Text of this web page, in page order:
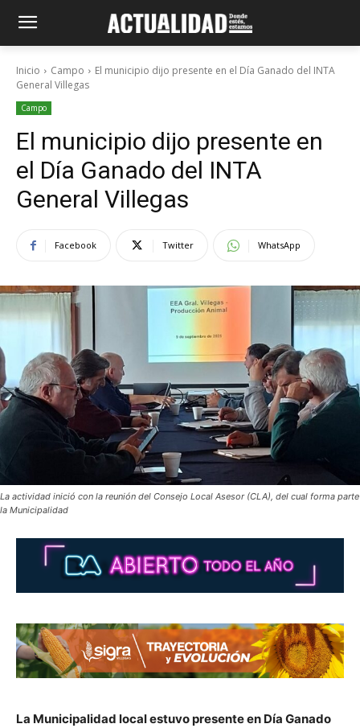
Inicio Campo
El municipio dijo presente en el Día Ganado del INTA
General Villegas
Campo
El municipio dijo presente en
el Día Ganado del INTA
General Villegas
Facebook Twitter WhatsApp
La actividad inició con la reunión del Consejo Local Asesor (CLA), del cual forma parte
la Municipalidad
La Municipalidad local estuvo presente en Día Ganado